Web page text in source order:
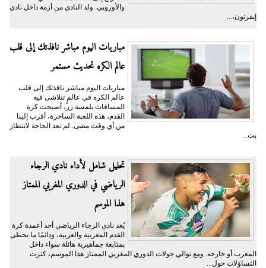
والأوروبي. ولد النادي من أزمة داخل نادي
إيفرتون،...
مباريات اليوم مباشر نافذتك إلى قلب
عالم الكره تحديث مستمر
مباريات اليوم مباشر نافذتك إلى قلب
عالم الكره في عالمٍ تتلاشى فيه
المسافات بلمسة زر، أصبحت كرة
القدم، هذه اللعبة الساحرة، أقرب إلينا
من أي وقت مضى. لم تعد الحاجة لانتظار
بث...
تحليل شامل لأداء نادي الرجاء
الرياضي في الدوري المغربي الممتاز
هذا الموسم
يُعد نادي الرجاء الرياضي أحد أعمدة كرة
القدم المغربية والعربية، ودائمًا ما يحظى
بمتابعة جماهيرية هائلة سواء داخل
المغرب أو خارجه. ومع توالي جولات الدوري المغربي الممتاز هذا الموسم، كثرت
التساؤلات حول...